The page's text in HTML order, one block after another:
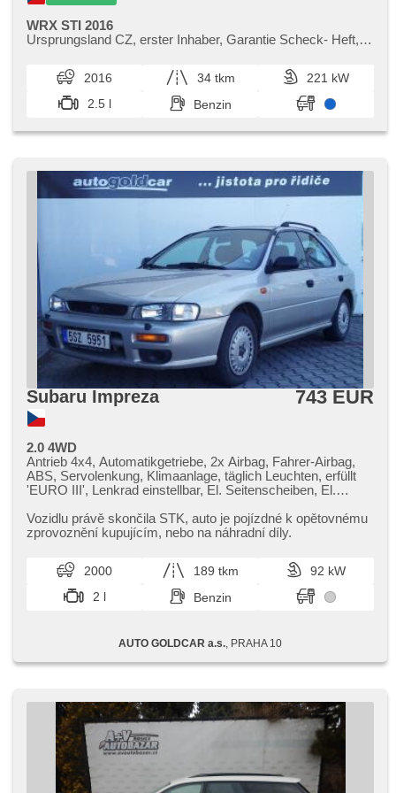
WRX STI 2016
Ursprungsland CZ,​ erster Inhaber,​ Garantie Scheck​- Heft,​
bylo zakoupeno u au...
2016 34 tkm
221 kW
2.5 l
Benzin
Subaru Impreza 743 EUR
2.0 4WD
Antrieb 4x4, Automatikgetriebe, 2x Airbag, Fahrer-Airbag,
ABS, Servolenkung, Klimaanlage, täglich Leuchten, erfüllt
'EURO III', Lenkrad einstellbar, El. Seitenscheiben, El.
rezervní kolo, El. Spiegel, Zentralverriegelung, Sportsitze,
isofix, beheizte Sitze, höheneinstellbare Fahrersitz,
Rücksitzbank, Dachscheibe, Heckscheibenwischer,
Getönte Scheiben
Vozidlu právě skončila STK,​ auto je pojízdné k opětovnému
zprovoznění kupujícím,​ nebo na náhradní díly.
2000 189 tkm
92 kW
2 l
Benzin
AUTO GOLDCAR a.s. , PRAHA 10